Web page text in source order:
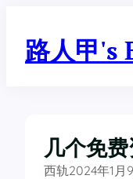
路人甲's
几个免
西轨2024年1月